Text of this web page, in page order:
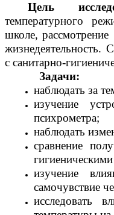
Цель
температурного
школе,
жизнедеятельность.
с санитарно-
Задачи:
наблюдать за
изучение
психрометра;
наблюдать
сравнение
изучение
самочувствие
исследовать